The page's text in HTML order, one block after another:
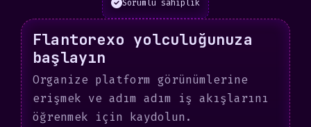
Sorumlu sahiplik
Flantorexo yolculuğunuza
başlayın
Organize platform görünümlerine
erişmek ve adım adım iş akışlarını
öğrenmek için kaydolun.